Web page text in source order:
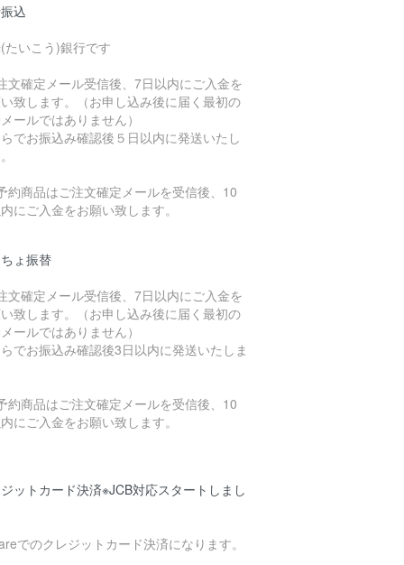
込
たいこう)銀行です
文確定メール受信後、7日以内にご入金を
致します。（お申し込み後に届く最初の
ールではありません）
でお振込み確認後５日以内に発送いたし
約商品はご注文確定メールを受信後、10
にご入金をお願い致します。
ょ振替
文確定メール受信後、7日以内にご入金を
致します。（お申し込み後に届く最初の
ールではありません）
でお振込み確認後3日以内に発送いたしま
約商品はご注文確定メールを受信後、10
にご入金をお願い致します。
ットカード決済※JCB対応スタートしまし
でのクレジットカード決済になります。